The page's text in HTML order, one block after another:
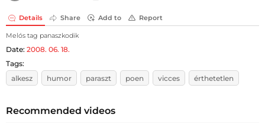
Details Share Add to Report
Melós tag panaszkodik
Date: 2008. 06. 18.
Tags:
alkesz
humor paraszt poen vicces érthetetlen
Recommended videos